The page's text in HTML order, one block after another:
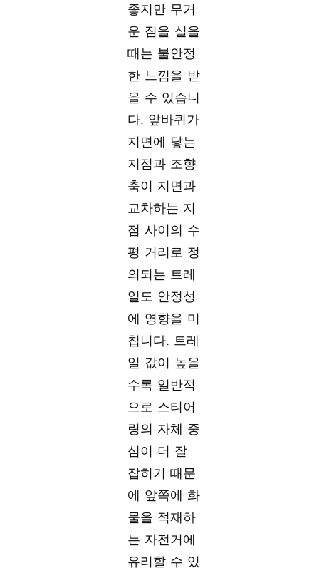
좋지만 무거
운 짐을 실을
때는 불안정
한 느낌을 받
을 수 있습니
다. 앞바퀴가
지면에 닿는
지점과 조향
축이 지면과
교차하는 지
점 사이의 수
평 거리로 정
의되는 트레
일도 안정성
에 영향을 미
칩니다. 트레
일 값이 높을
수록 일반적
으로 스티어
링의 자체 중
심이 더 잘
잡히기 때문
에 앞쪽에 화
물을 적재하
는 자전거에
유리할 수 있